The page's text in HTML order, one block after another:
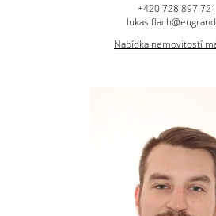
+420 728 897 721
Nabídka nemovitostí